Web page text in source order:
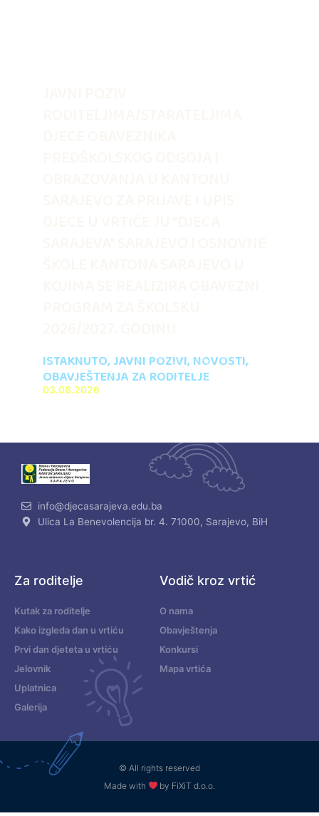
ISTAKNUTO, JAVNI POZIVI, NOVOSTI,
OBAVJEŠTENJA ZA RODITELJE
03.08.2026
info@djecasarajeva.edu.ba
Ulica La Benevolencija br. 4. 71000, Sarajevo, BiH
Za roditelje
Kutak za roditelje
Kako izgleda dan u vrtiću
Prvi dan djeteta u vrtiću
Jelovnik
Uplatnica
Galerija
Vodič kroz vrtić
O nama
Obavještenja
Konkursi
Mapa vrtića
© All rights reserved
Made with
by FiXiT d.o.o.